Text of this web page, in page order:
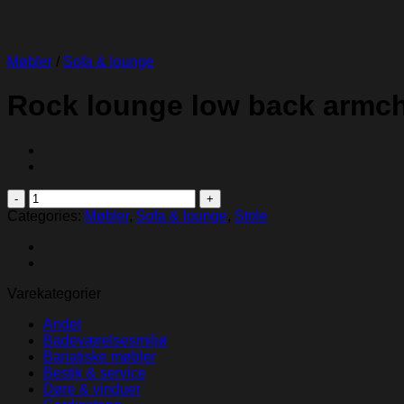
Møbler / Sofa & lounge
Rock lounge low back
Rock
lounge
low
back
armchair
Categories: Møbler, Sofa & lounge, Stole
Varekategorier
Andet
Badeværelsesmiljø
Bariatiske møbler
Bestik & service
Døre & vinduer